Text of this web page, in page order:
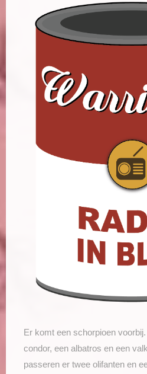
Er komt een schorpioen
condor, een albatros en een
passeren er twee olifanten en